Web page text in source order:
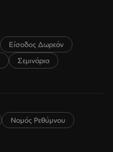
Είσοδος Δωρεάν
Σεμινάρια
Νομός Ρεθύμνου